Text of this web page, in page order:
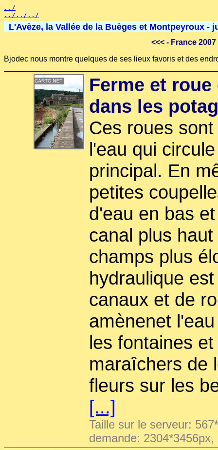
../
../../../
L'Avèze, la Vallée de la Buèges et Montpeyroux -
<<< - France
Bjodec nous montre quelques de ses lieux favoris et des
Ferme et
dans les
Ces roues
l'eau qui
principal. En
petites
d'eau en bas
canal plus
champs plus
hydraulique
canaux et de
amènenet
les fontaines
maraîchers de
fleurs sur les
[...]
Taille sur le serveur:
demande: